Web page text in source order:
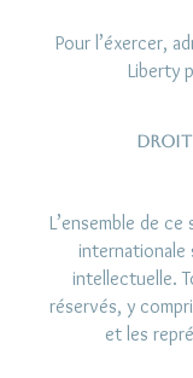
Pour l’éxercer,
Liberty
Droit
L’ensemble de
internationale
intellectuelle.
réservés, y
et les